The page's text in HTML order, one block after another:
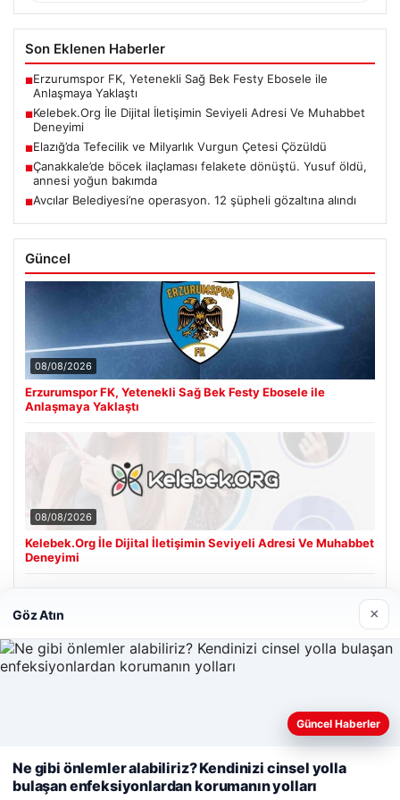
Son Eklenen Haberler
■Erzurumspor FK, Yetenekli Sağ Bek Festy Ebosele ile
Anlaşmaya Yaklaştı
■Kelebek.Org İle Dijital İletişimin Seviyeli Adresi Ve Muhabbet
Deneyimi
■Elazığ’da Tefecilik ve Milyarlık Vurgun Çetesi Çözüldü
■Çanakkale’de böcek ilaçlaması felakete dönüştü. Yusuf öldü,
annesi yoğun bakımda
■Avcılar Belediyesi’ne operasyon. 12 şüpheli gözaltına alındı
Güncel
08/08/2026
Erzurumspor FK, Yetenekli Sağ Bek Festy Ebosele ile
Anlaşmaya Yaklaştı
08/08/2026
Kelebek.Org İle Dijital İletişimin Seviyeli Adresi Ve Muhabbet
Deneyimi
Hastaş Beton
Web sitemizi nasıl kullandığınızı daha iyi anlayabilmek,
kullanıyoruz.Çerez Politikamız
Göz Atın ×
Güncel Haberler
Ne gibi önlemler alabiliriz? Kendinizi cinsel yolla
bulaşan enfeksiyonlardan korumanın yolları